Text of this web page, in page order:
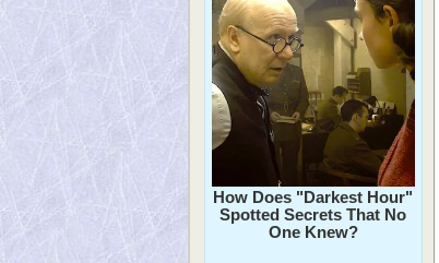
How Does "Darkest Hour"
Spotted Secrets That No
One Knew?